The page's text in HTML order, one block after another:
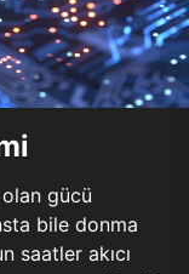
gücü
bile donma
saatler akıcı